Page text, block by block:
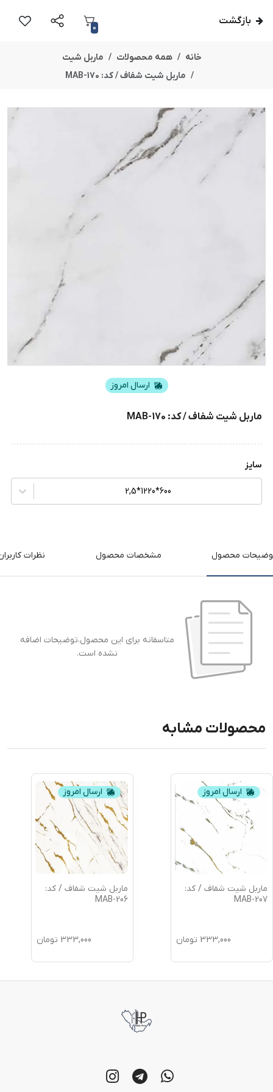
بازگشت
0
خانه همه محصولات
ماربل شیت
ماربل شیت شفاف / کد: MAB-170
ارسال امروز
ماربل شیت شفاف / کد: MAB-170
سایز
600*1220*2,5
محصول مشخصات محصول نظرات
متاسفانه برای این محصول،توضیحات اضافه
نشده است.
محصولات مشابه
ارسال امروز
ماربل شیت شفاف / کد:
MAB-207
333,000 تومان
ارسال امروز
ماربل شیت شفاف / کد:
MAB-206
333,000 تومان